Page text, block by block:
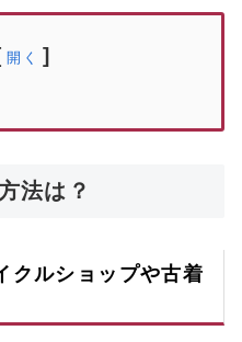
開く ]
法は？
クルショップや古着